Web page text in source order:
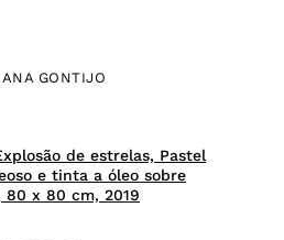
GONTIJO
de estrelas, Pastel
e tinta a óleo sobre
80 x 80 cm, 2019